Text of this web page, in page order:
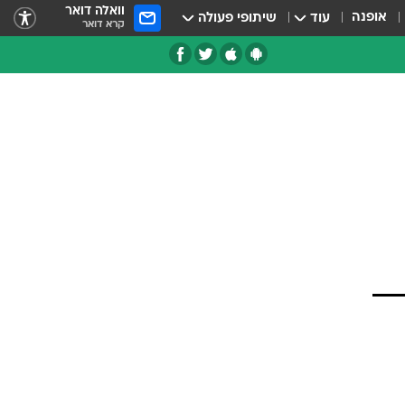
אופנה עוד שיתופי פעולה וואלה דואר
קרא דואר